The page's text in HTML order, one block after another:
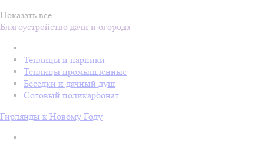
Показать все
Благоустройство дачи и огорода
Теплицы и парники
Теплицы промышленные
Беседки и дачный душ
Сотовый поликарбонат
Гирлянды к Новому Году